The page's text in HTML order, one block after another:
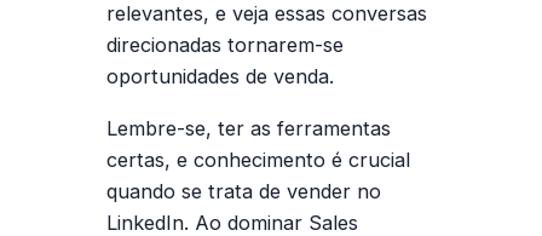
relevantes, e veja essas conversas
direcionadas tornarem-se
oportunidades de venda.
Lembre-se, ter as ferramentas
certas, e conhecimento é crucial
quando se trata de vender no
LinkedIn. Ao dominar Sales